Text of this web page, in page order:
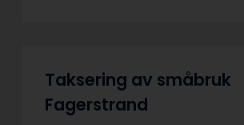
Taksering av småbruk
Fagerstrand